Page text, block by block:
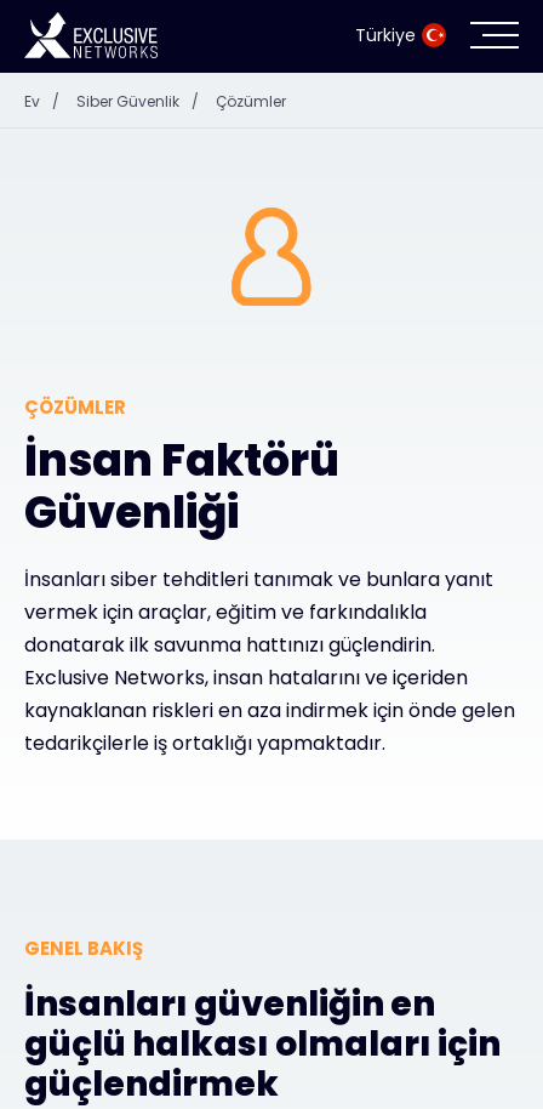
Türkiye
İş Ortağı Portalı
#weareexclusive
Ev / Siber Güvenlik / Çözümler
ÇÖZÜMLER
İnsan Faktörü
Güvenliği
İnsanları siber tehditleri tanımak ve bunlara yanıt
vermek için araçlar, eğitim ve farkındalıkla
donatarak ilk savunma hattınızı güçlendirin.
Exclusive Networks, insan hatalarını ve içeriden
kaynaklanan riskleri en aza indirmek için önde gelen
tedarikçilerle iş ortaklığı yapmaktadır.
GENEL BAKIŞ
İnsanları güvenliğin en
güçlü halkası olmaları için
güçlendirmek